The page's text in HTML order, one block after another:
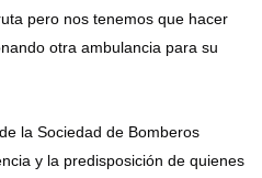
pero nos tenemos que hacer
otra ambulancia para su
la Sociedad de Bomberos
y la predisposición de quienes